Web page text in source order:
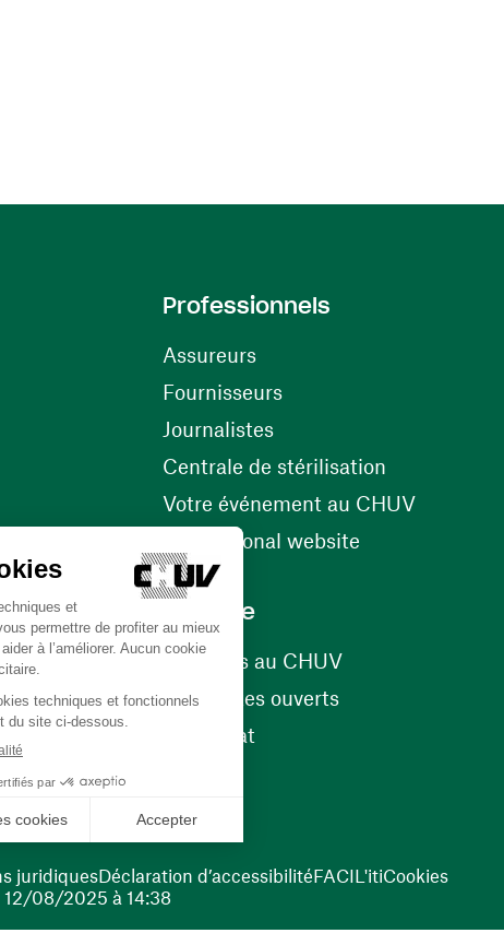
fenêtre)
une nouvelle fenêtre)
Professionnels
Assureurs
Fournisseurs(ouvre une nouvelle
Journalistes
Centrale de stérilisation
Votre événement au CHUV(ouvre
International website
Carrière
Carrières au CHUV(ouvre une
Nos postes ouverts(ouvre une
Bénévolat
12/08/2025 à 14:38
juridiquesDéclaration d’accessibilitéFACIL'itiCookies